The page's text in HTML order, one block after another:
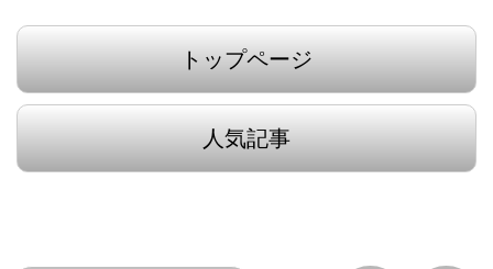
トップページ
人気記事